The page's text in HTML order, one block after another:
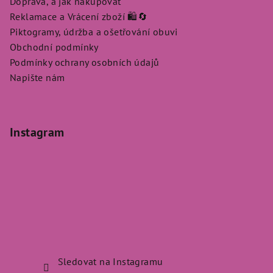
Reklamace a Vrácení zboží 🛍️🔄
Piktogramy, údržba a ošetřování obuvi
Obchodní podmínky
Podmínky ochrany osobních údajů
Napište nám
Instagram
Sledovat na Instagramu